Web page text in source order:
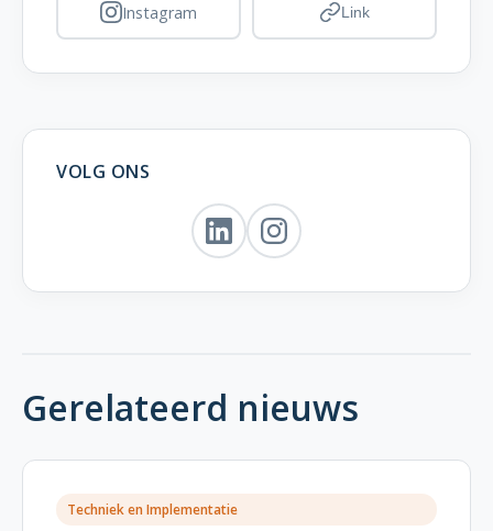
Instagram Link
VOLG ONS
Gerelateerd nieuws
Techniek en Implementatie